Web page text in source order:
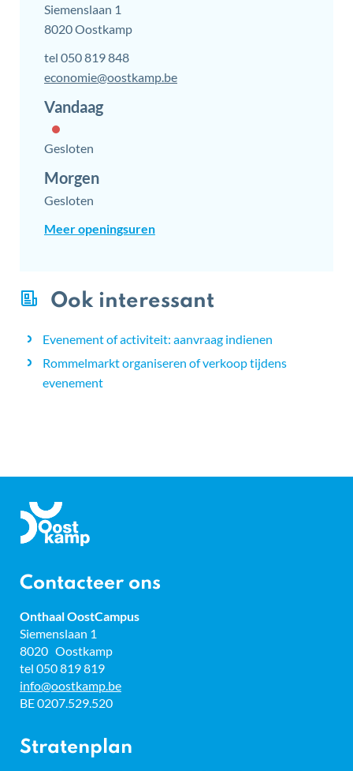
Siemenslaan 1
,8020Oostkamp
tel 050 819 848
E-
economie@oostkamp.be
Vandaag
Gesloten
Morgen
Gesloten
Meer openingsurenLokale
Ook interessant
Evenement of activiteit: aanvraag indienen
Rommelmarkt organiseren of verkoop tijdens
evenement
Gemeente
Oostkamp
Contacteer ons
Onthaal OostCampus
Adres
Siemenslaan 1
8020 Oostkamp
tel 050 819 819
E-
mail
info@oostkamp.be
BTW
BE 0207.529.520
Stratenplan